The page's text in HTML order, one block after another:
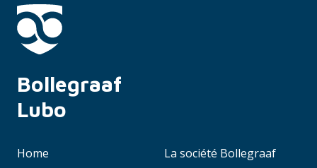
Bollegraaf
Lubo
Home La société Bollegraaf